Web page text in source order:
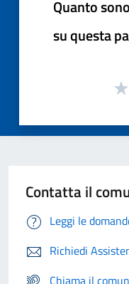
Quanto
su questa
Contatta il
Leggi le
Richiedi